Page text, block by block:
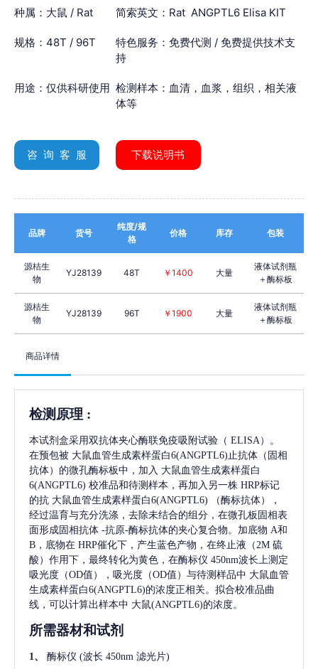
种属：大鼠 / Rat 简索英文：Rat ANGPTL6 Elisa KIT
规格：48T / 96T
特色服务：免费代测 / 免费提供技术支
持
用途：仅供科研使用 检测样本：血清，血浆，组织，相关液
体等
咨 询 客 服 下载说明书
品牌 货号
纯度/规
格
价格 库存 包装
源桔生
物
YJ28139 48T ￥1400 大量
液体试剂瓶
＋酶标板
源桔生
物
YJ28139 96T ￥1900 大量
液体试剂瓶
＋酶标板
商品详情
检测原理 :
本试剂盒采用双抗体夹心酶联免疫吸附试验（ ELISA）。
在预包被 大鼠血管生成素样蛋白6(ANGPTL6) 止抗体（固相
抗体）的微孔酶标板中，加入 大鼠血管生成素样蛋白
6(ANGPTL6) 校准品和待测样本，再加入另一株 HRP标记
的抗 大鼠血管生成素样蛋白6(ANGPTL6)
（酶标抗体），
经过温育与充分洗涤，去除未结合的组分，在微孔板固相表
面形成固相抗体 -抗原-酶标抗体的夹心复合物。加底物 A和
B，底物在 HRP催化下，产生蓝色产物，在终止液（2M 硫
酸）作用下，最终转化为黄色，在酶标仪 450nm波长上测定
吸光度（OD值），吸光度（OD值）与待测样品中 大鼠血管
生成素样蛋白6(ANGPTL6)的浓度正相关。拟合校准品曲
线，可以计算出样本中 大鼠(ANGPTL6)的浓度。
所需器材和试剂
1、 酶标仪 (波长 450nm 滤光片)